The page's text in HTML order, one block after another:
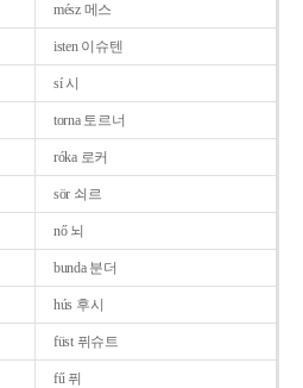
mész 메스
isten 이슈텐
sí 시
torna 토르너
róka 로커
sör 쇠르
nő 뇌
bunda 분더
hús 후시
füst 퓌슈트
fű 퓌